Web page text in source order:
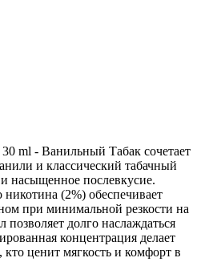
ml - Ванильный Табак сочетает
и классический табачный
насыщенное послевкусие.
(2%) обеспечивает
при минимальной резкости на
позволяет долго наслаждаться
концентрация делает
кто ценит мягкость и комфорт в